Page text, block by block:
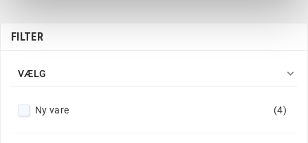
FILTER
VÆLG 
Ny vare (4)